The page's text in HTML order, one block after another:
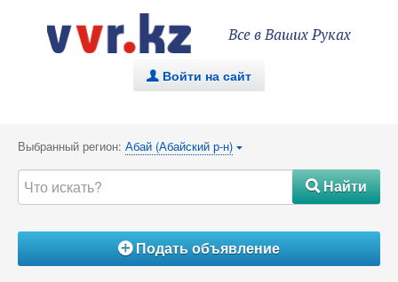
Все в Ваших Руках
. Войти на сайт
Выбранный регион: Абай (Абайский р-н) {
#Найти
ÁПодать объявление